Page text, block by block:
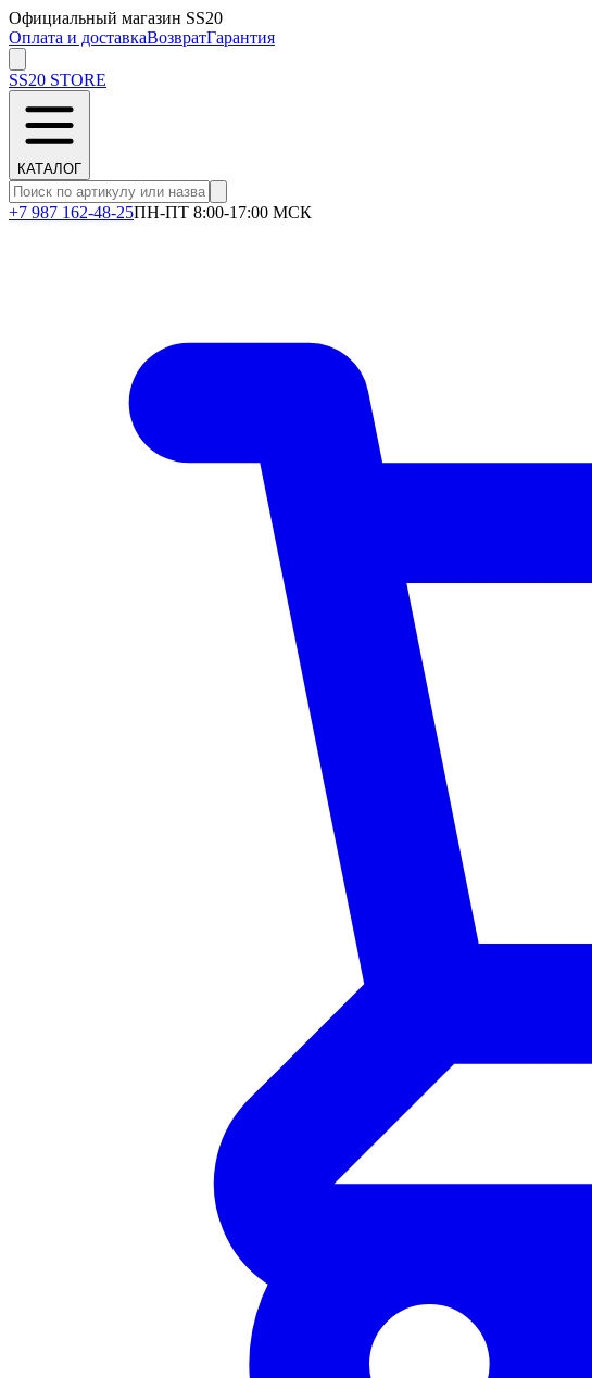
Официальный магазин SS20
Оплата и доставкаВозвратГарантия
SS20 STORE
КАТАЛОГ
+7 987 162-48-25ПН-ПТ 8:00-17:00 МСК